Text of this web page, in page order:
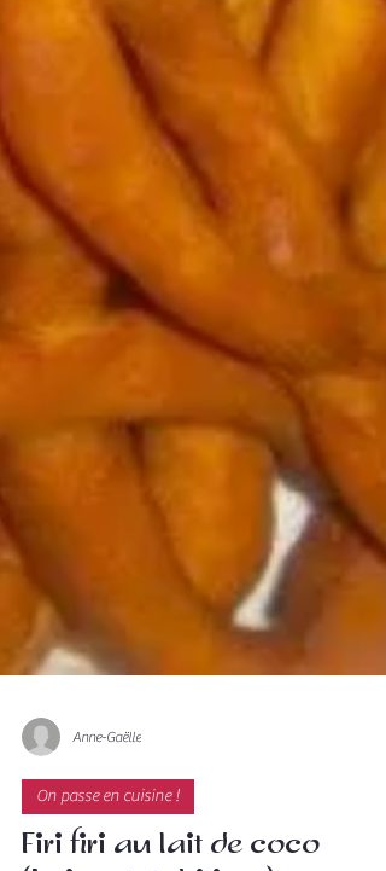
Anne-Gaëlle
On passe en cuisine !